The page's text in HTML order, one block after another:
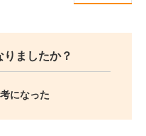
ましたか？
になった